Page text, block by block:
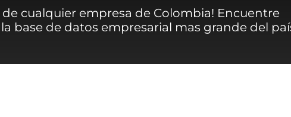
cualquier empresa de Colombia! Encuentre
base de datos empresarial mas grande del